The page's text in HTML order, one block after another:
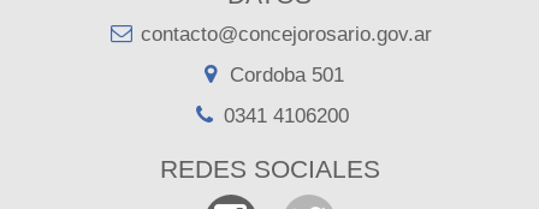
contacto@concejorosario.gov.ar
Cordoba 501
0341 4106200
REDES SOCIALES